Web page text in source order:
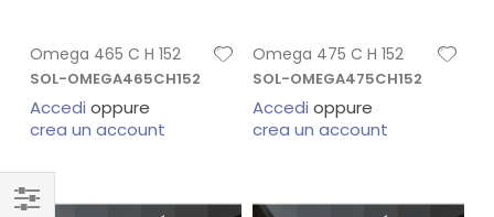
Omega 465 C H 152
SOL-OMEGA465CH152
Accedi oppure
crea un account
Omega 475 C H 152
SOL-OMEGA475CH152
Accedi oppure
crea un account